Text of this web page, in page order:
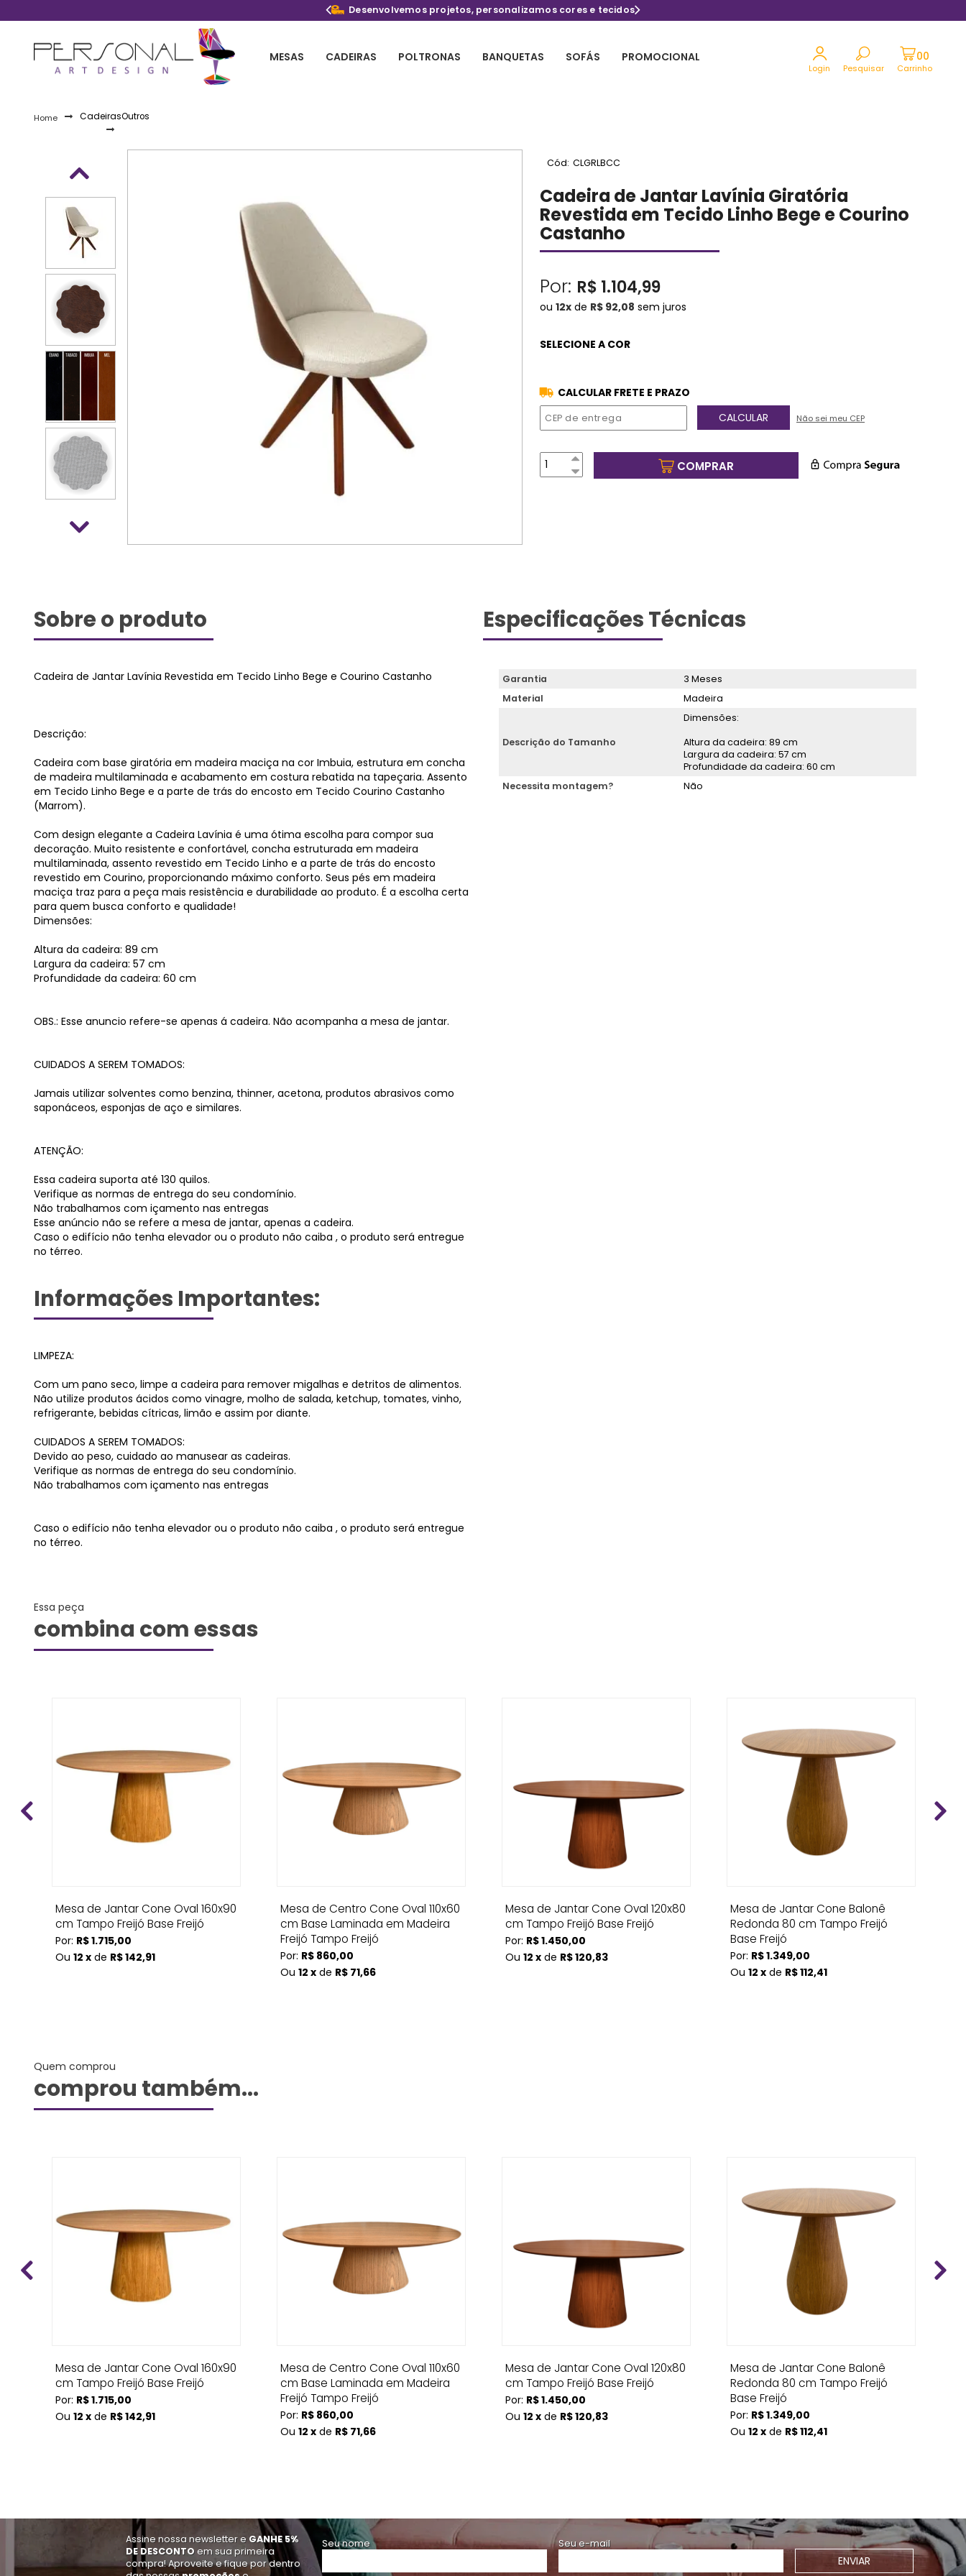
Desenvolvemos projetos, personalizamos cores e tecidos
MESAS CADEIRAS POLTRONAS BANQUETAS SOFÁS PROMOCIONAL
Login Pesquisar Carrinho
Home CadeirasOutros
Cód: CLGRLBCC
Cadeira de Jantar Lavínia Giratória
Revestida em Tecido Linho Bege e Courino
Castanho
Por: R$ 1.104,99
ou 12x de R$ 92,08 sem juros
CALCULAR FRETE E PRAZO
Não sei meu CEP
COMPRAR
Sobre o produto
Cadeira de Jantar Lavínia Revestida em Tecido Linho Bege e Courino Castanho
Descrição:
Cadeira com base giratória em madeira maciça na cor Imbuia, estrutura em concha
de madeira multilaminada e acabamento em costura rebatida na tapeçaria. Assento
em Tecido Linho Bege e a parte de trás do encosto em Tecido Courino Castanho
(Marrom).
Com design elegante a Cadeira Lavínia é uma ótima escolha para compor sua
decoração. Muito resistente e confortável, concha estruturada em madeira
multilaminada, assento revestido em Tecido Linho e a parte de trás do encosto
revestido em Courino, proporcionando máximo conforto. Seus pés em madeira
maciça traz para a peça mais resistência e durabilidade ao produto. É a escolha certa
para quem busca conforto e qualidade!
Dimensões:
Altura da cadeira: 89 cm
Largura da cadeira: 57 cm
Profundidade da cadeira: 60 cm
OBS.: Esse anuncio refere-se apenas á cadeira. Não acompanha a mesa de jantar.
CUIDADOS A SEREM TOMADOS:
Jamais utilizar solventes como benzina, thinner, acetona, produtos abrasivos como
saponáceos, esponjas de aço e similares.
ATENÇÃO:
Essa cadeira suporta até 130 quilos.
Verifique as normas de entrega do seu condomínio.
Não trabalhamos com içamento nas entregas
Esse anúncio não se refere a mesa de jantar, apenas a cadeira.
Caso o edifício não tenha elevador ou o produto não caiba , o produto será entregue
no térreo.
Informações Importantes:
LIMPEZA:
Com um pano seco, limpe a cadeira para remover migalhas e detritos de alimentos.
Não utilize produtos ácidos como vinagre, molho de salada, ketchup, tomates, vinho,
refrigerante, bebidas cítricas, limão e assim por diante.
CUIDADOS A SEREM TOMADOS:
Devido ao peso, cuidado ao manusear as cadeiras.
Verifique as normas de entrega do seu condomínio.
Não trabalhamos com içamento nas entregas
Caso o edifício não tenha elevador ou o produto não caiba , o produto será entregue
no térreo.
Especificações Técnicas
Garantia
3 Meses
Material
Madeira
Descrição do Tamanho
Dimensões:
Altura da cadeira: 89 cm
Largura da cadeira: 57 cm
Profundidade da cadeira: 60 cm
Necessita montagem?
Não
Essa peça
combina com essas
Mesa de Jantar Cone Oval 160x90
cm Tampo Freijó Base Freijó
Por: R$ 1.715,00
Ou 12 x de R$ 142,91
Mesa de Centro Cone Oval 110x60
cm Base Laminada em Madeira
Freijó Tampo Freijó
Por: R$ 860,00
Ou 12 x de R$ 71,66
Mesa de Jantar Cone Oval 120x80
cm Tampo Freijó Base Freijó
Por: R$ 1.450,00
Ou 12 x de R$ 120,83
Mesa de Jantar Cone Balonê
Redonda 80 cm Tampo Freijó
Base Freijó
Por: R$ 1.349,00
Ou 12 x de R$ 112,41
Quem comprou
comprou também...
Mesa de Jantar Cone Oval 160x90
cm Tampo Freijó Base Freijó
Por: R$ 1.715,00
Ou 12 x de R$ 142,91
Mesa de Centro Cone Oval 110x60
cm Base Laminada em Madeira
Freijó Tampo Freijó
Por: R$ 860,00
Ou 12 x de R$ 71,66
Mesa de Jantar Cone Oval 120x80
cm Tampo Freijó Base Freijó
Por: R$ 1.450,00
Ou 12 x de R$ 120,83
Mesa de Jantar Cone Balonê
Redonda 80 cm Tampo Freijó
Base Freijó
Por: R$ 1.349,00
Ou 12 x de R$ 112,41
Assine nossa newsletter e GANHE 5%
DE DESCONTOem sua primeira
compra! Aproveite e fique por dentro
Seu nome Seu e-mail
ENVIAR